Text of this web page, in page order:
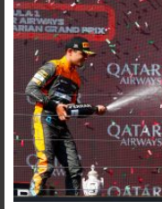
FACEBOOKTWITTERGOOGLEPINTEREST
SUR SUR SUR
PARTAGERPARTAGERPARTAGERPARTAGER